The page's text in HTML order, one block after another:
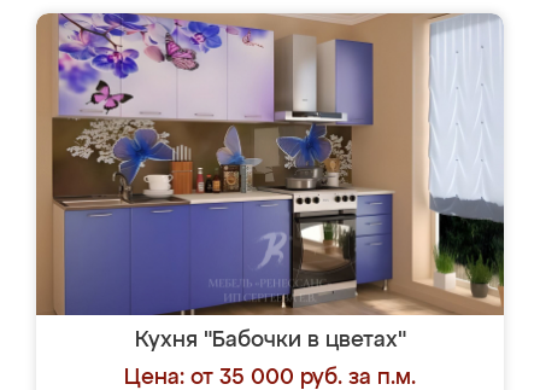
Кухня "Бабочки в цветах"
Цена: от 35 000 руб. за п.м.